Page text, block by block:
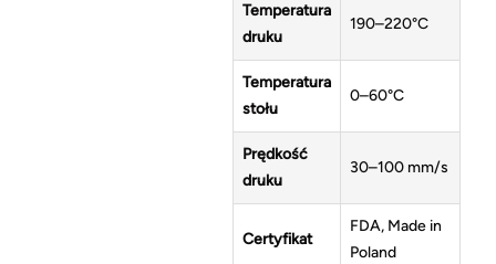
Temperatura
druku
190–220°C
Temperatura
stołu
0–60°C
Prędkość
druku
30–100 mm/s
Certyfikat
FDA, Made in
Poland